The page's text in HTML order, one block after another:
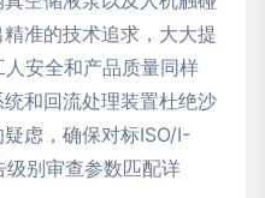
准的技术追求，大大提
安全和产品质量同样
和回流处理装置杜绝沙
虑，确保对标ISO/I-
别审查参数匹配详